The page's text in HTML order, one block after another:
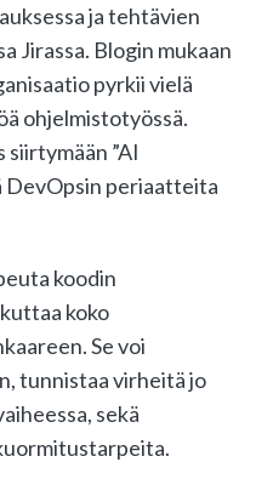
ja tehtävien
Jirassa. Blogin mukaan
pyrkii vielä
ohjelmistotyössä.
”AI
DevOpsin periaatteita
koodin
koko
Se voi
tunnistaa virheitä jo
sekä